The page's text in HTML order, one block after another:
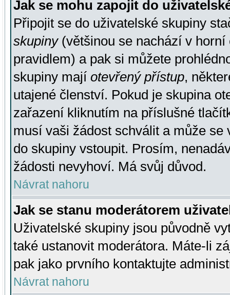
Jak se mohu zapojit do
Připojit se do uživatelské skupiny
skupiny(většinou se nachází v horní
pravidlem) a pak si můžete
skupiny mají otevřený přístup,
utajené členství. Pokud je skupina
zařazení kliknutím na příslušné
musí vaši žádost schválit a může se
do skupiny vstoupit. Prosím,
žádosti nevyhoví. Má svůj důvod.
Návrat nahoru
Jak se stanu moderátorem
Uživatelské skupiny jsou původně
také ustanovit moderátora. Máte-li
pak jako prvního kontaktujte
Návrat nahoru